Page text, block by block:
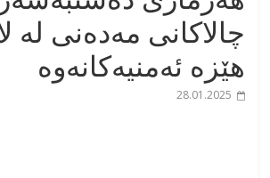
چالاکانی مەدەنی لە
هێزە ئەمنیەکانەوە
28.01.2025